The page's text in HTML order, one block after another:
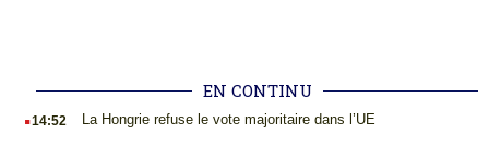
EN CONTINU
.14:52 La Hongrie refuse le vote majoritaire dans l’UE